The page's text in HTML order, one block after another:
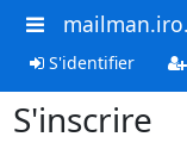
S'identifier
S'inscrire